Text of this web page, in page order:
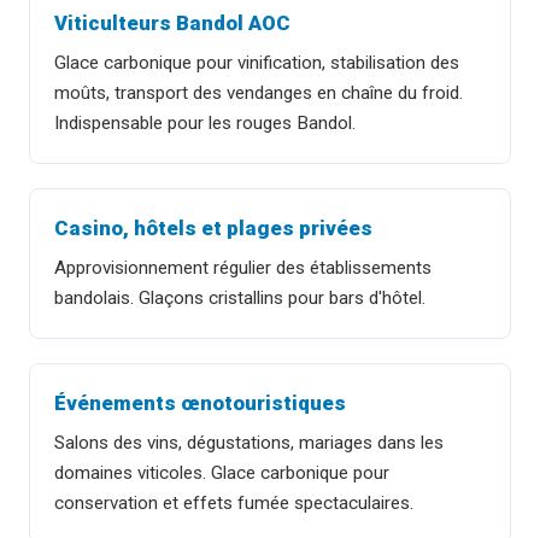
Viticulteurs Bandol AOC
Glace carbonique pour vinification, stabilisation des
moûts, transport des vendanges en chaîne du froid.
Indispensable pour les rouges Bandol.
Casino, hôtels et plages privées
Approvisionnement régulier des établissements
bandolais. Glaçons cristallins pour bars d'hôtel.
Événements œnotouristiques
Salons des vins, dégustations, mariages dans les
domaines viticoles. Glace carbonique pour
conservation et effets fumée spectaculaires.